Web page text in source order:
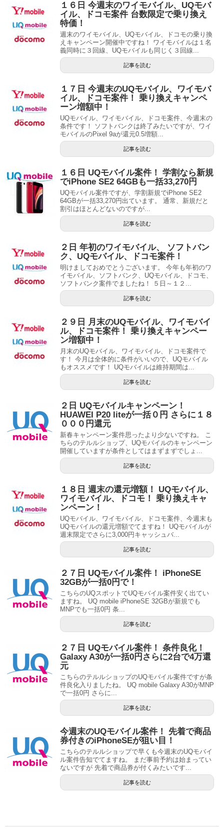
１６日 今週末のワイモバイル、UQモバ
イル、ドコモ案件 台数限定で乗り換え
特価！
週末のワイモバイル、UQモバイル、ドコモの乗り換
えキャンペーン開催中ですね！ ワイモバイルは１名
義同時に３回線、UQモバイルも同じく３回線...
記事を読む
１７日 今週末のUQモバイル、ワイモバ
イル、ドコモ案件！ 乗り換えキャンペ
ーン増額中！
UQモバイル、ワイモバイル、ドコモ案件、今週末の
条件です！ ソフトバンクは終了みたいですが、ワイ
モバイルのPixel 9aが還元0.5増額...
記事を読む
１６日 UQモバイル案件！ 学割なら新規
でiPhone SE2 64GBも一括33,270円
UQモバイル案件ですが、学割新規でiPhone SE2
64GBが一括33,270円出ています。 通常、新規だと
割引はほとんどないのですが...
記事を読む
２日 年初のワイモバイル、 ソフトバン
ク、UQモバイル、ドコモ案件！
明けましておめでとうございます。 今年も年初のワ
イモバイル、ソフトバンク、UQモバイル、ドコモ、
ソフトバンク案件でましたね！ ５日～１２...
記事を読む
２９日 月末のUQモバイル、ワイモバイ
ル、ドコモ案件！ 乗り換えキャンペー
ン増額中！
月末のUQモバイル、ワイモバイル、ドコモ案件で
す！ 今月は全体的に条件がいいので、UQモバイル
もオススメです！ UQモバイルは維持期間は...
記事を読む
２日 UQモバイルキャンペーン！
HUAWEI P20 liteが一括０円 さらに１８
０００円還元
新春キャンペーン案件思ったより少ないですね。 こ
ちらのテルルショップ、UQモバイルのキャンペーン
開催していますが条件としてはまずまずでしょ...
記事を読む
１８日 週末の還元増額！ UQモバイル、
ワイモバイル、ドコモ！ 乗り換えキャ
ンペーン！
UQモバイル、ワイモバイル、ドコモ案件、今週末も
UQモバイルの還元増額でてますね！ UQモバイルが
週末限定でさらに3,000円キャッシュバ...
記事を読む
２７日 UQモバイル案件！ iPhoneSE
32GBが一括0円で！
こちらのUQスポットでUQモバイル案件安く出てい
ますね。 UQ mobile iPhoneSE 32GBが新規でも
MNPでも一括0円 条...
記事を読む
２７日 UQモバイル案件！ 条件良化！
Galaxy A30が一括0円さらに2台で4万還
元
こちらのテルルショップのUQモバイル案件ですが条
件良化入りましたね。 UQ mobile Galaxy A30がMNP
で一括0円 さらに...
記事を読む
今週末のUQモバイル案件！ 先着で商品
券付きのiPhoneSEが狙い目！
こちらのテルルショップで早くも今週末のUQモバイ
ル案件告知でてますね。 まだ事前予約は始まってい
ないですが 先着で商品券が付くみたいです...
記事を読む